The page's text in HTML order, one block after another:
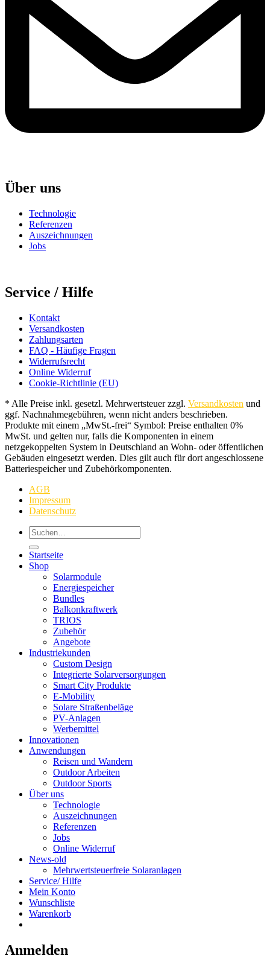
Über uns
Technologie
Referenzen
Auszeichnungen
Jobs
Service / Hilfe
Kontakt
Versandkosten
Zahlungsarten
FAQ - Häufige Fragen
Widerrufsrecht
Online Widerruf
Cookie-Richtlinie (EU)
* Alle Preise inkl. gesetzl. Mehrwertsteuer zzgl. Versandkosten und
ggf. Nachnahmegebühren, wenn nicht anders beschrieben.
Produkte mit einem „MwSt.-frei“ Symbol: Preise enthalten 0%
MwSt. und gelten nur, falls die Komponenten in einem
netzgekoppelten System in Deutschland an Wohn- oder öffentlichen
Gebäuden eingesetzt werden. Dies gilt auch für dort angeschlossene
Batteriespeicher und Zubehörkomponenten.
AGB
Impressum
Datenschutz
Suchen
nach:
Startseite
Shop
Solarmodule
Energiespeicher
Bundles
Balkonkraftwerk
TRIOS
Zubehör
Angebote
Industriekunden
Custom Design
Integrierte Solarversorgungen
Smart City Produkte
E-Mobility
Solare Straßenbeläge
PV-Anlagen
Werbemittel
Innovationen
Anwendungen
Reisen und Wandern
Outdoor Arbeiten
Outdoor Sports
Über uns
Technologie
Auszeichnungen
Referenzen
Jobs
Online Widerruf
News-old
Mehrwertsteuerfreie Solaranlagen
Service/ Hilfe
Mein Konto
Wunschliste
Warenkorb
Anmelden